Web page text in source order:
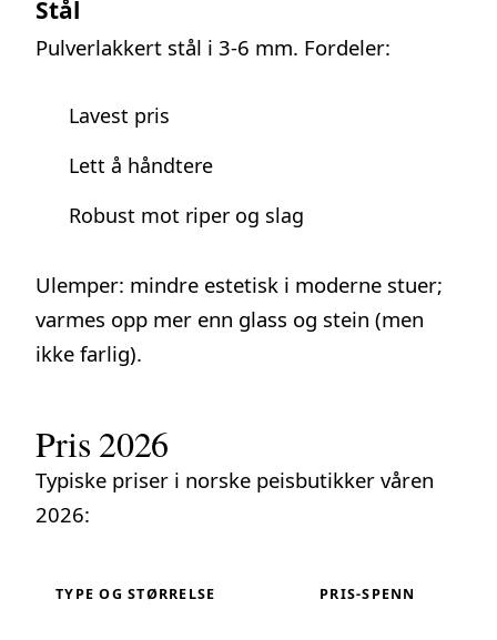
Stål
Pulverlakkert stål i 3-6 mm. Fordeler:
Lavest pris
Lett å håndtere
Robust mot riper og slag
Ulemper: mindre estetisk i moderne stuer;
varmes opp mer enn glass og stein (men
ikke farlig).
Pris 2026
Typiske priser i norske peisbutikker våren
2026:
TYPE OG STØRRELSE PRIS-SPENN